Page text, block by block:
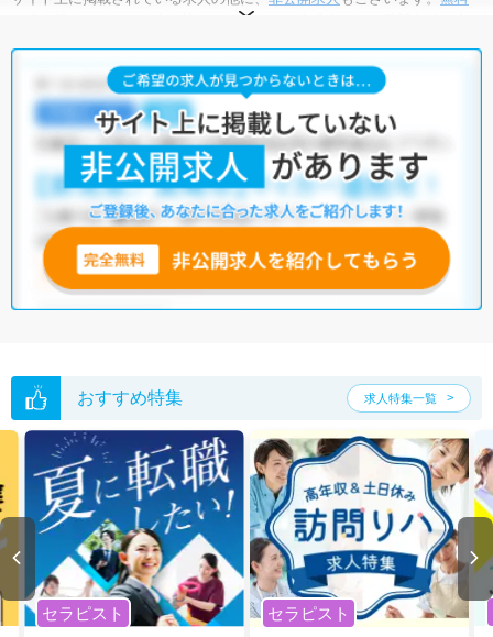
にお申し込みいただくと、全求人からご希望条件に合
熊谷市の理学療法士求人では以下のような条件が人気です。
土日祝休・積極採用中・ 新卒OK ・ 正社員(正職員)
クリニック・介護福祉施設・訪問リハビリ(在宅医療)・
・保育園
他の条件でも人気の求人がございますので、「こだわり条件」から検索
いただくか、お気軽にお問い合わせください。
全国の理学療法士求人
無料転職支援サービス
にお申し込みいただくと、ご希望条件をヒアリン
グした上で求人をご提案いたします。
い。
おすすめ特集 求人特集一覧
セラピスト セラピスト